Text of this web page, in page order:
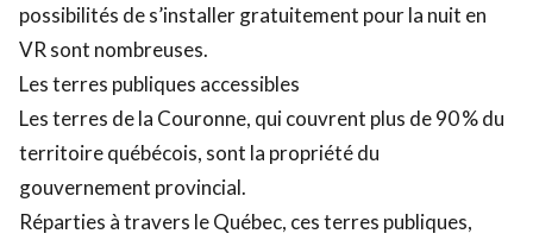
possibilités de s’installer gratuitement pour la nuit en
VR sont nombreuses.
Les terres publiques accessibles
Les terres de la Couronne, qui couvrent plus de 90 % du
territoire québécois, sont la propriété du
gouvernement provincial.
Réparties à travers le Québec, ces terres publiques,